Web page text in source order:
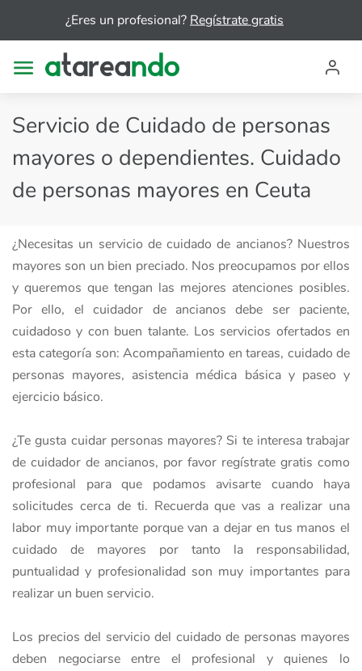
¿Eres un profesional?Regístrate gratis
Servicio de Cuidado de personas
mayores o dependientes. Cuidado
de personas mayores en Ceuta
¿Necesitas un servicio de cuidado de ancianos? Nuestros
mayores son un bien preciado. Nos preocupamos por ellos
y queremos que tengan las mejores atenciones posibles.
Por ello, el cuidador de ancianos debe ser paciente,
cuidadoso y con buen talante. Los servicios ofertados en
esta categoría son: Acompañamiento en tareas, cuidado de
personas mayores, asistencia médica básica y paseo y
ejercicio básico.
¿Te gusta cuidar personas mayores? Si te interesa trabajar
de cuidador de ancianos, por favor regístrate gratis como
profesional para que podamos avisarte cuando haya
solicitudes cerca de ti. Recuerda que vas a realizar una
labor muy importante porque van a dejar en tus manos el
cuidado de mayores por tanto la responsabilidad,
puntualidad y profesionalidad son muy importantes para
realizar un buen servicio.
Los precios del servicio del cuidado de personas mayores
deben negociarse entre el profesional y quienes lo